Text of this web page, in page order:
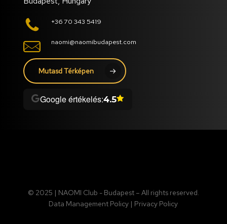
+36 70 343 5419
naomi@naomibudapest.com
Mutasd Térképen
Google értékelés:4.5
© 2025 | NAOMI Club - Budapest – All rights reserved.
Data Management Policy | Privacy Policy